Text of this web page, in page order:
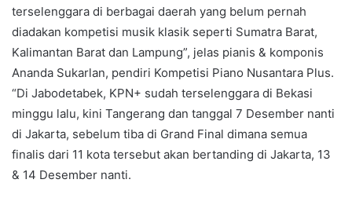
terselenggara di berbagai daerah yang belum pernah
diadakan kompetisi musik klasik seperti Sumatra Barat,
Kalimantan Barat dan Lampung”, jelas pianis & komponis
Ananda Sukarlan, pendiri Kompetisi Piano Nusantara Plus.
“Di Jabodetabek, KPN+ sudah terselenggara di Bekasi
minggu lalu, kini Tangerang dan tanggal 7 Desember nanti
di Jakarta, sebelum tiba di Grand Final dimana semua
finalis dari 11 kota tersebut akan bertanding di Jakarta, 13
& 14 Desember nanti.